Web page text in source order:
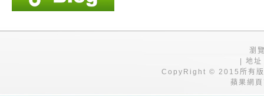
瀏
| 地
CopyRight © 2015所有版
蘋果網